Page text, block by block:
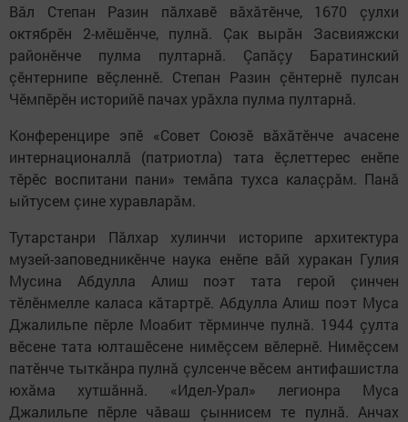
Вăл Степан Разин пăлхавӗ вăхăтӗнче, 1670 çулхи
октябрӗн 2-мӗшӗнче, пулнă. Çак вырăн Засвияжски
районӗнче пулма пултарнă. Çапăçу Баратинский
çӗнтернипе вӗçленнӗ. Степан Разин çӗнтернӗ пулсан
Чӗмпӗрӗн историйӗ пачах урăхла пулма пултарнă.
Конференцире эпӗ «Совет Союзӗ вăхăтӗнче ачасене
интернационаллă (патриотла) тата ӗçлеттерес енӗпе
тӗрӗс воспитани пани» темăпа тухса калаçрăм. Панă
ыйтусем çине хуравларăм.
Тутарстанри Пăлхар хулинчи историпе архитектура
музей-заповедникӗнче наука енӗпе вăй хуракан Гулия
Мусина Абдулла Алиш поэт тата герой çинчен
тӗлӗнмелле каласа кăтартрӗ. Абдулла Алиш поэт Муса
Джалильпе пӗрле Моабит тӗрминче пулнă. 1944 çулта
вӗсене тата юлташӗсене нимӗçсем вӗлернӗ. Нимӗçсем
патӗнче тыткăнра пулнă çулсенче вӗсем антифашистла
юхăма хутшăннă. «Идел-Урал» легионра Муса
Джалильпе пӗрле чăваш çыннисем те пулнă. Анчах